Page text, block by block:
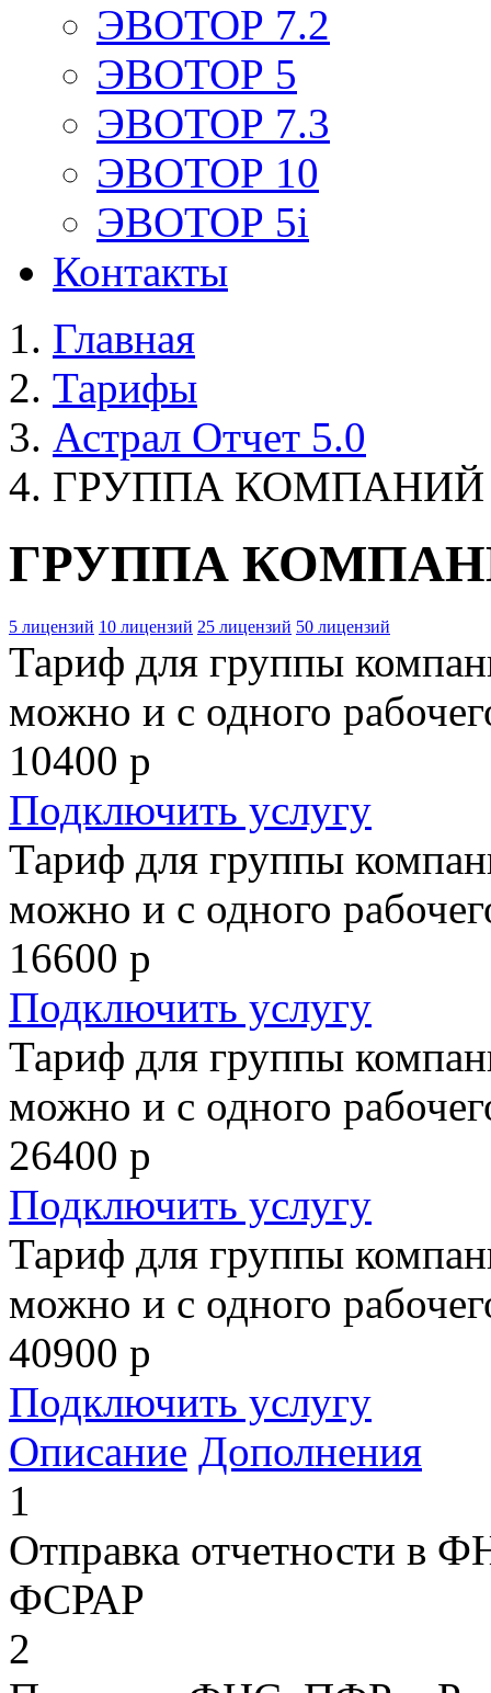
ЭВОТОР 7.2
ЭВОТОР 5
ЭВОТОР 7.3
ЭВОТОР 10
ЭВОТОР 5i
Контакты
Главная
Тарифы
Астрал Отчет 5.0
ГРУППА КОМПАНИЙ
ГРУППА
5 лицензий 10 лицензий 25 лицензий 50 лицензий
Тариф для группы
можно и с одного
10400 р
Подключить услугу
Тариф для группы
можно и с одного
16600 р
Подключить услугу
Тариф для группы
можно и с одного
26400 р
Подключить услугу
Тариф для группы
можно и с одного
40900 р
Подключить услугу
Описание Дополнения
1
Отправка отчетности в
ФСРАР
2